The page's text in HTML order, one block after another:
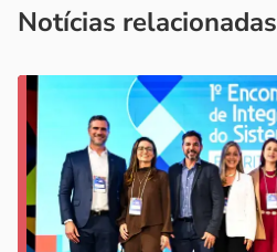
Notícias relacionadas